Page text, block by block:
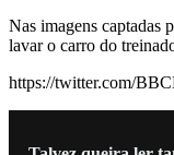
Nas imagens captadas
lavar o carro do
https://twitter.com/